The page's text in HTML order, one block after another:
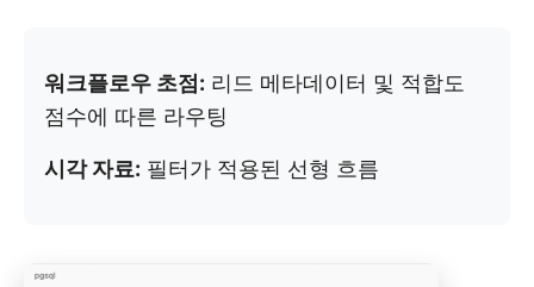
워크플로우 초점: 리드 메타데이터 및 적합도
점수에 따른 라우팅
시각 자료: 필터가 적용된 선형 흐름